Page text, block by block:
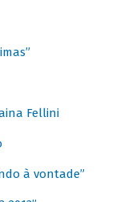
Fellini
à vontade”